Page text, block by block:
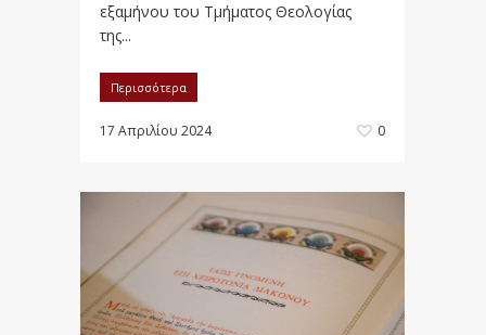
εξαμήνου του Τμήματος Θεολογίας
της...
Περισσότερα
17 Απριλίου 2024 0